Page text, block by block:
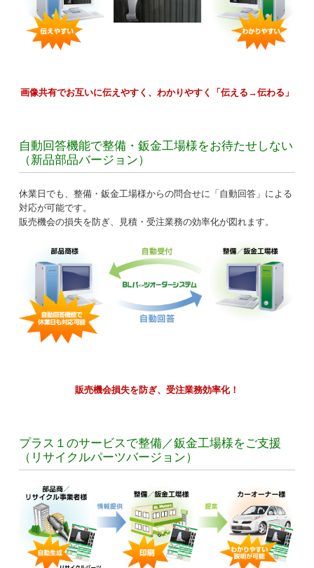
画像共有でお互いに伝えやすく、わかりやすく「伝える→伝わる」
自動回答機能で整備・鈑金工場様をお待たせしない
（新品部品バージョン）
休業日でも、整備・鈑金工場様からの問合せに「自動回答」による
対応が可能です。
販売機会の損失を防ぎ、見積・受注業務の効率化が図れます。
販売機会損失を防ぎ、受注業務効率化！
プラス１のサービスで整備／鈑金工場様をご支援
（リサイクルパーツバージョン）